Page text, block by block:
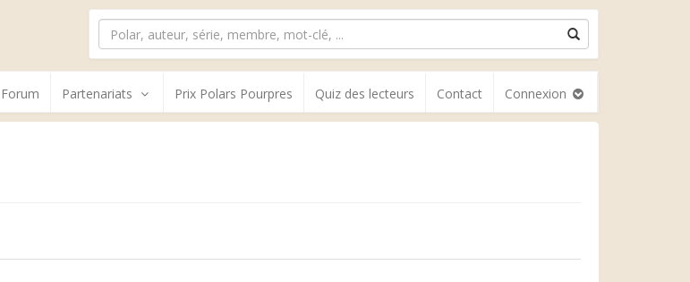
Forum Partenariats Prix Polars Pourpres Quiz des lecteurs Contact Connexion